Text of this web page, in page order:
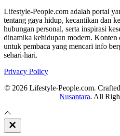
Lifestyle-People.com adalah portal
tentang gaya hidup, kecantikan dan
hubungan personal, serta inspirasi
dinamika kehidupan modern. Konten
untuk pembaca yang mencari info
sehari-hari.
Privacy Policy
© 2026 Lifestyle-People.com.
Nusantara. All
Close
Off